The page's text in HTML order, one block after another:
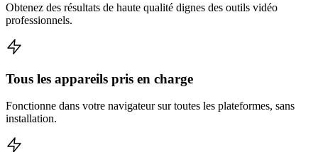
Obtenez des résultats de haute qualité dignes des outils vidéo
professionnels.
Tous les appareils pris en charge
Fonctionne dans votre navigateur sur toutes les plateformes, sans
installation.